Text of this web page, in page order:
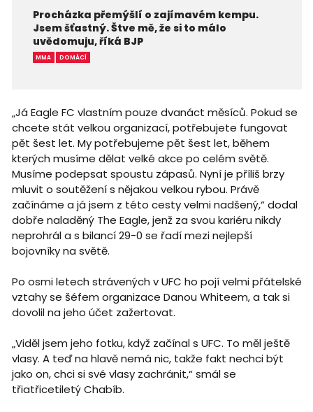
Procházka přemýšlí o zajímavém kempu.
Jsem šťastný. Štve mě, že si to málo
uvědomuju, říká BJP
MMA DOMÁCÍ
„Já Eagle FC vlastním pouze dvanáct měsíců. Pokud se
chcete stát velkou organizací, potřebujete fungovat
pět šest let. My potřebujeme pět šest let, během
kterých musíme dělat velké akce po celém světě.
Musíme podepsat spoustu zápasů. Nyní je příliš brzy
mluvit o soutěžení s nějakou velkou rybou. Právě
začínáme a já jsem z této cesty velmi nadšený,“ dodal
dobře naladěný The Eagle, jenž za svou kariéru nikdy
neprohrál a s bilancí 29-0 se řadí mezi nejlepší
bojovníky na světě.
Po osmi letech strávených v UFC ho pojí velmi přátelské
vztahy se šéfem organizace Danou Whiteem, a tak si
dovolil na jeho účet zažertovat.
„Viděl jsem jeho fotku, když začínal s UFC. To měl ještě
vlasy. A teď na hlavě nemá nic, takže fakt nechci být
jako on, chci si své vlasy zachránit,“ smál se
třiatřicetiletý Chabíb.